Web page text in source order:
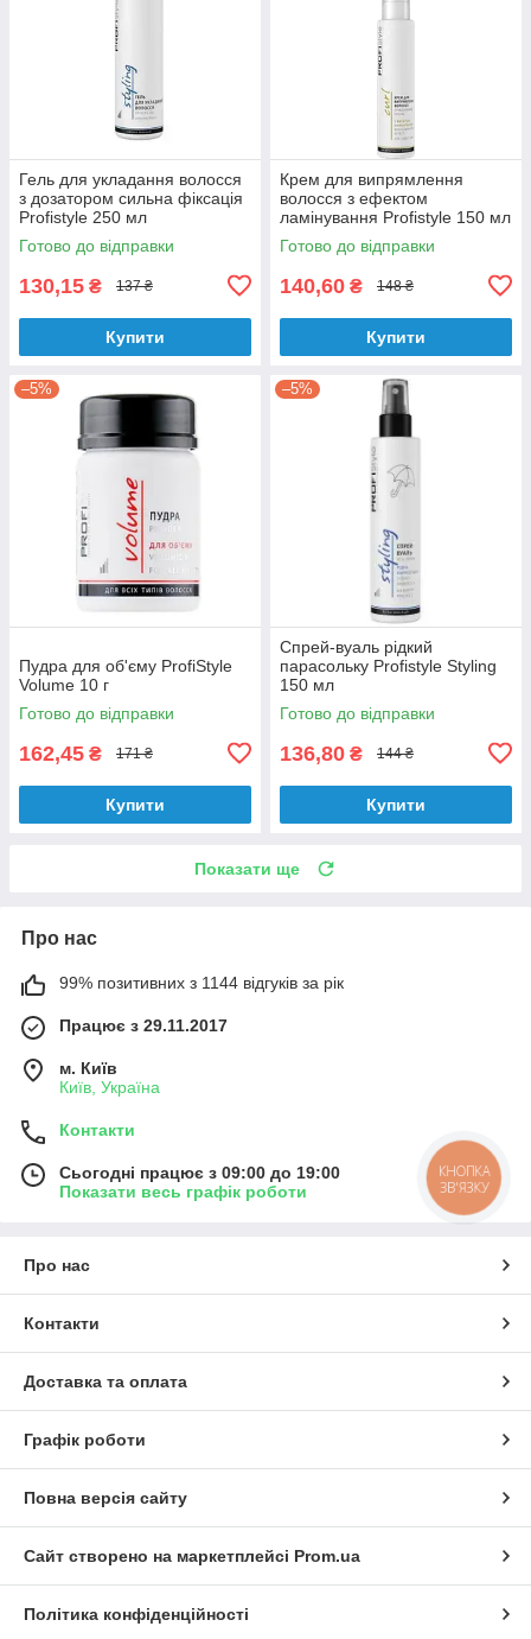
Гель для укладання волосся
з дозатором сильна фіксація
Profistyle 250 мл
Готово до відправки
130,15 ₴ 137 ₴
Купити
Крем для випрямлення
волосся з ефектом
ламінування Profistyle 150 мл
Готово до відправки
140,60 ₴ 148 ₴
Купити
–5%
Пудра для об'єму ProfiStyle
Volume 10 г
Готово до відправки
162,45 ₴ 171 ₴
Купити
–5%
Спрей-вуаль рідкий
парасольку Profistyle Styling
150 мл
Готово до відправки
136,80 ₴ 144 ₴
Купити
Показати ще
Про нас
99% позитивних з 1144 відгуків за рік
Працює з 29.11.2017
м. Київ
Київ, Україна
Контакти
Сьогодні працює з 09:00 до 19:00
Показати весь графік роботи
Про нас
Контакти
Доставка та оплата
Графік роботи
Повна версія сайту
Сайт створено на маркетплейсі Prom.ua
Політика конфіденційності
КНОПКА
ЗВ'ЯЗКУ